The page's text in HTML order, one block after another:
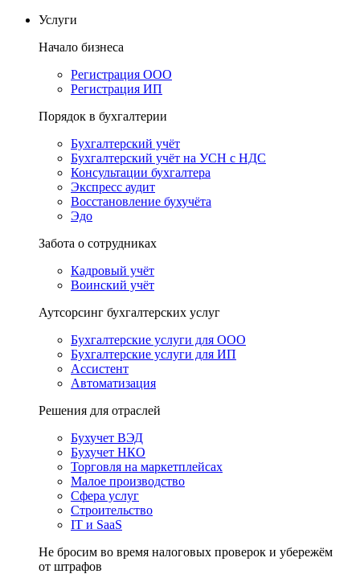
Услуги
Начало бизнеса
Регистрация ООО
Регистрация ИП
Порядок в бухгалтерии
Бухгалтерский учёт
Бухгалтерский учёт на УСН с НДС
Консультации бухгалтера
Экспресс аудит
Восстановление бухучёта
Эдо
Забота о сотрудниках
Кадровый учёт
Воинский учёт
Аутсорсинг бухгалтерских услуг
Бухгалтерские услуги для ООО
Бухгалтерские услуги для ИП
Ассистент
Автоматизация
Решения для отраслей
Бухучет ВЭД
Бухучет НКО
Торговля на маркетплейсах
Малое производство
Сфера услуг
Строительство
IT и SaaS
Не бросим во время налоговых проверок и убережём
от штрафов